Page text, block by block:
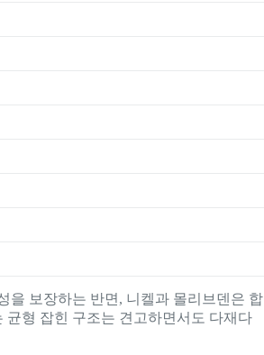
을 보장하는 반면, 니켈과 몰리브덴은 합
형 잡힌 구조는 견고하면서도 다재다